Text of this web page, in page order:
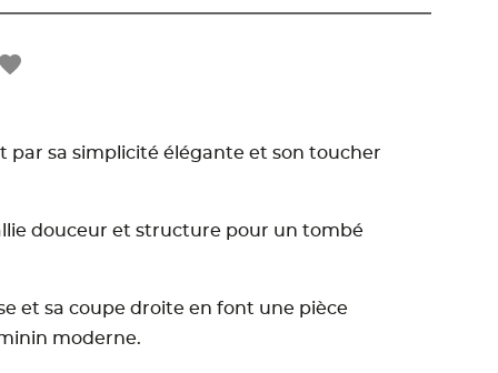
par sa simplicité élégante et son toucher
douceur et structure pour un tombé
et sa coupe droite en font une pièce
moderne.